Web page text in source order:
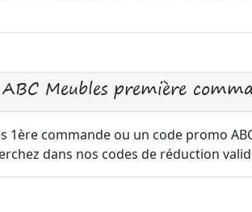
Meubles première
1ère commande ou un code promo
dans nos codes de réduction